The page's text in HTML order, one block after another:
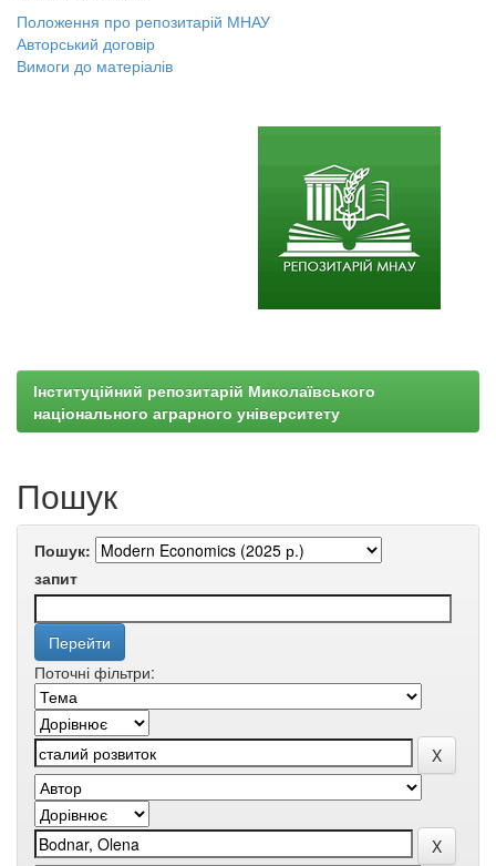
Положення про репозитарій МНАУ
Авторський договір
Вимоги до матеріалів
Інституційний репозитарій Миколаївського
національного аграрного університету
Пошук
Пошук:
запит
Поточні фільтри: